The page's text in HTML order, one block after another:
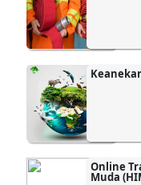
Online
Muda